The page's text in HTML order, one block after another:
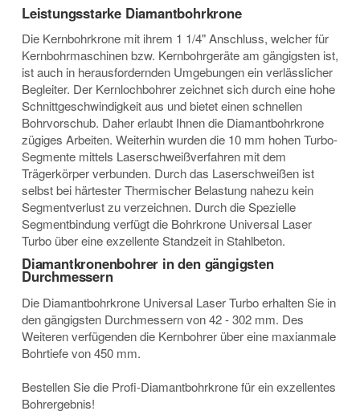
Leistungsstarke Diamantbohrkrone
Die Kernbohrkrone mit ihrem 1 1/4" Anschluss, welcher für
Kernbohrmaschinen bzw. Kernbohrgeräte am gängigsten ist,
ist auch in herausfordernden Umgebungen ein verlässlicher
Begleiter. Der Kernlochbohrer zeichnet sich durch eine hohe
Schnittgeschwindigkeit aus und bietet einen schnellen
Bohrvorschub. Daher erlaubt Ihnen die Diamantbohrkrone
zügiges Arbeiten. Weiterhin wurden die 10 mm hohen Turbo-
Segmente mittels Laserschweißverfahren mit dem
Trägerkörper verbunden. Durch das Laserschweißen ist
selbst bei härtester Thermischer Belastung nahezu kein
Segmentverlust zu verzeichnen. Durch die Spezielle
Segmentbindung verfügt die Bohrkrone Universal Laser
Turbo über eine exzellente Standzeit in Stahlbeton.
Diamantkronenbohrer in den gängigsten
Durchmessern
Die Diamantbohrkrone Universal Laser Turbo erhalten Sie in
den gängigsten Durchmessern von 42 - 302 mm. Des
Weiteren verfügenden die Kernbohrer über eine maxianmale
Bohrtiefe von 450 mm.
Bestellen Sie die Profi-Diamantbohrkrone für ein exzellentes
Bohrergebnis!